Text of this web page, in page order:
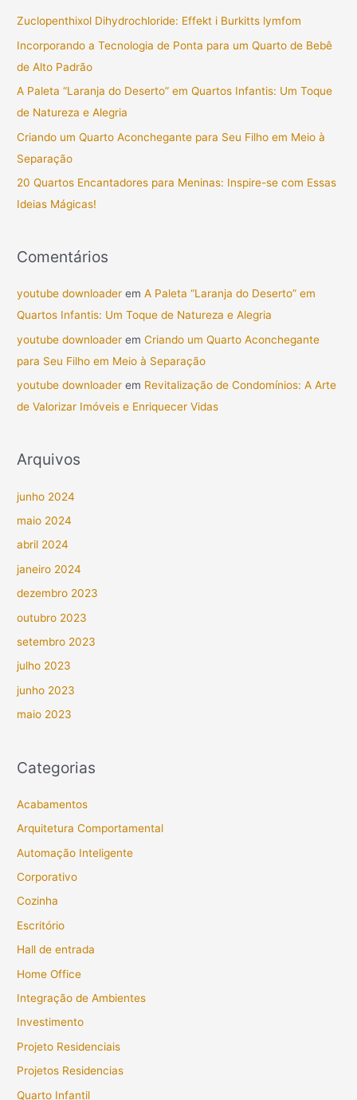
r
p
o
r
:
Zuclopenthixol Dihydrochloride: Effekt i Burkitts lymfom
Incorporando a Tecnologia de Ponta para um Quarto de Bebê
de Alto Padrão
A Paleta “Laranja do Deserto” em Quartos Infantis: Um Toque
de Natureza e Alegria
Criando um Quarto Aconchegante para Seu Filho em Meio à
Separação
20 Quartos Encantadores para Meninas: Inspire-se com Essas
Ideias Mágicas!
Comentários
youtube downloader emA Paleta “Laranja do Deserto” em
Quartos Infantis: Um Toque de Natureza e Alegria
youtube downloader emCriando um Quarto Aconchegante
para Seu Filho em Meio à Separação
youtube downloader em Revitalização de Condomínios: A Arte
de Valorizar Imóveis e Enriquecer Vidas
Arquivos
junho 2024
maio 2024
abril 2024
janeiro 2024
dezembro 2023
outubro 2023
setembro 2023
julho 2023
junho 2023
maio 2023
Categorias
Acabamentos
Arquitetura Comportamental
Automação Inteligente
Corporativo
Cozinha
Escritório
Hall de entrada
Home Office
Integração de Ambientes
Investimento
Projeto Residenciais
Projetos Residencias
Quarto Infantil